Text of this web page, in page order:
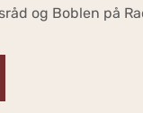
og Boblen på